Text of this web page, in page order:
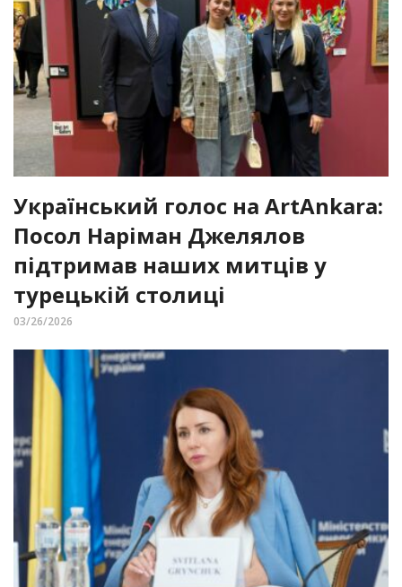
Український голос на ArtAnkara:
Посол Наріман Джелялов
підтримав наших митців у
турецькій столиці
03/26/2026